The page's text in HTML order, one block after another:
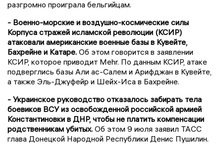
разгромно проиграла бельгийцам.
- Военно-морские и воздушно-космические силы
Корпуса стражей исламской революции (КСИР)
атаковали американские военные базы в Кувейте,
Бахрейне и Катаре. Об этом говорится в заявлении
КСИР, которое приводит Mehr. По данным КСИР, атаке
подверглись базы Али ас-Салем и Арифджан в Кувейте,
а также Эль-Джуфейр и Шейх-Иса в Бахрейне.
- Украинское руководство отказалось забирать тела
боевиков ВСУ из освобожденной российской армией
Константиновки в ДНР, чтобы не платить компенсации
родственникам убитых. Об этом 9 июля заявил ТАСС
глава Донецкой Народной Республики Денис Пушилин.